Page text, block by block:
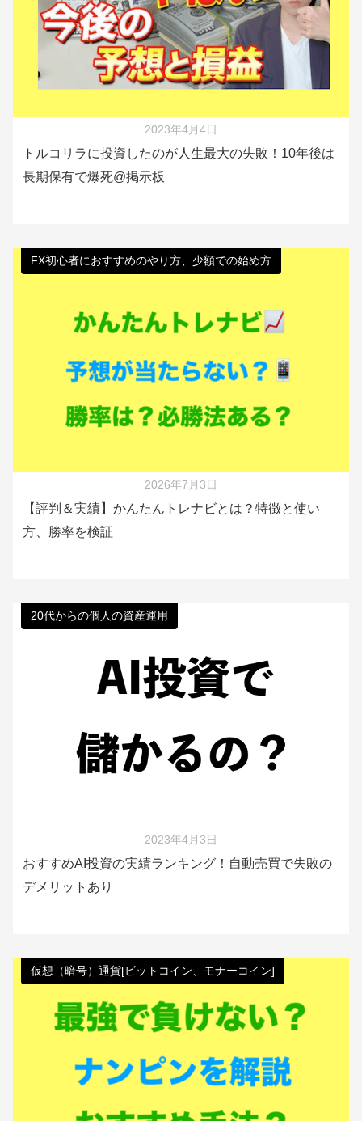
2023年4月4日
トルコリラに投資したのが人生最大の失敗！10年後は
長期保有で爆死@掲示板
FX初心者におすすめのやり方、少額での始め方
2026年7月3日
【評判＆実績】かんたんトレナビとは？特徴と使い
方、勝率を検証
20代からの個人の資産運用
2023年4月3日
おすすめAI投資の実績ランキング！自動売買で失敗の
デメリットあり
仮想（暗号）通貨[ビットコイン、モナーコイン]